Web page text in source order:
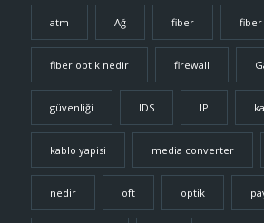
atm Ağ fiber
fiber optik nedir firewall
güvenliği IDS IP
kablo yapisi media converter
nedir oft optik